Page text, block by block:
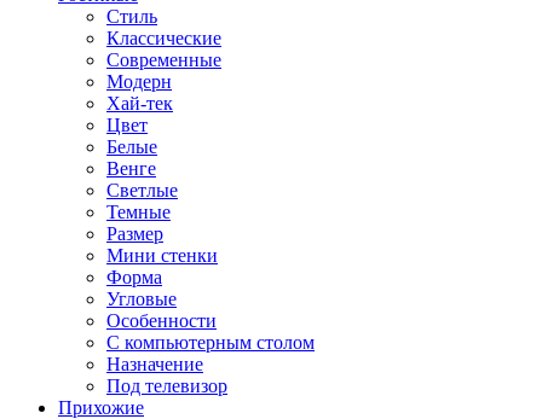
Стиль
Классические
Современные
Модерн
Хай-тек
Цвет
Белые
Венге
Светлые
Темные
Размер
Мини стенки
Форма
Угловые
Особенности
С компьютерным столом
Назначение
Под телевизор
Прихожие